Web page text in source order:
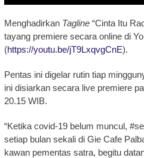
Menghadirkan Tagline“Cinta Itu
tayang premiere secara online di
(https://youtu.be/jT9LxqvgCnE).
Pentas ini digelar rutin tiap
ini disiarkan secara live premiere
20.15 WIB.
“Ketika covid-19 belum muncul,
setiap bulan sekali di Gie Cafe
kawan pementas satra, begitu